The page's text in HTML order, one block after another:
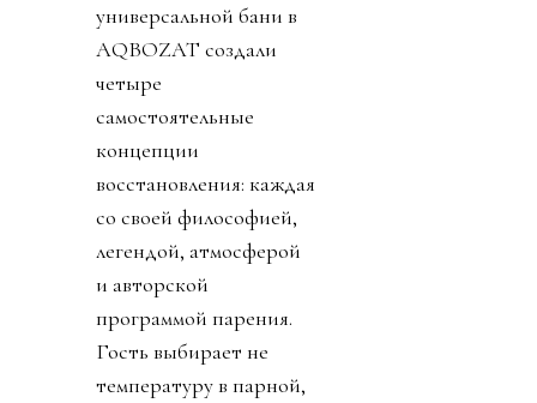
универсальной бани в
AQBOZAT создали
четыре
самостоятельные
концепции
восстановления: каждая
со своей философией,
легендой, атмосферой
и авторской
программой парения.
Гость выбирает не
температуру в парной,